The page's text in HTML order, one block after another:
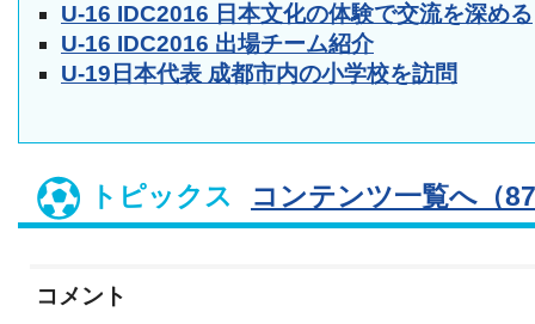
U-16 IDC2016 日本文化の体験で交流を深める
U-16 IDC2016 出場チーム紹介
U-19日本代表 成都市内の小学校を訪問
トピックス コンテンツ一覧へ（
コメント